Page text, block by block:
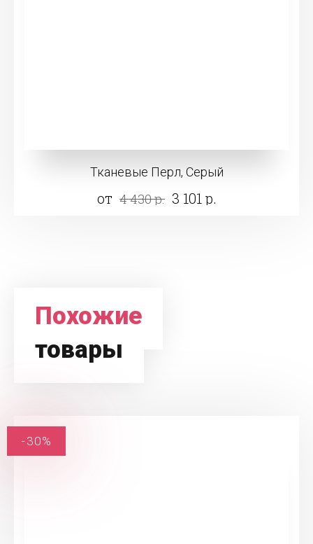
Тканевые Перл, Серый
от 4 430 р. 3 101 р.
Похожие
товары
-30%